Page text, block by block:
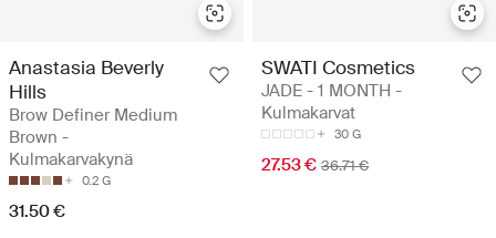
Anastasia Beverly
Hills
Brow Definer Medium
Brown -
Kulmakarvakynä
0.2 G
31.50 €
SWATI Cosmetics
JADE - 1 MONTH -
Kulmakarvat
30 G
27.53 € 36.71 €